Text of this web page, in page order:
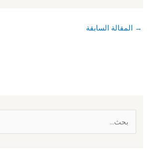
→ المقالة السابقة
ل